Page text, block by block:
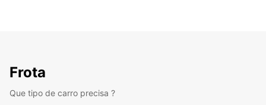
Frota
Que tipo de carro precisa ?